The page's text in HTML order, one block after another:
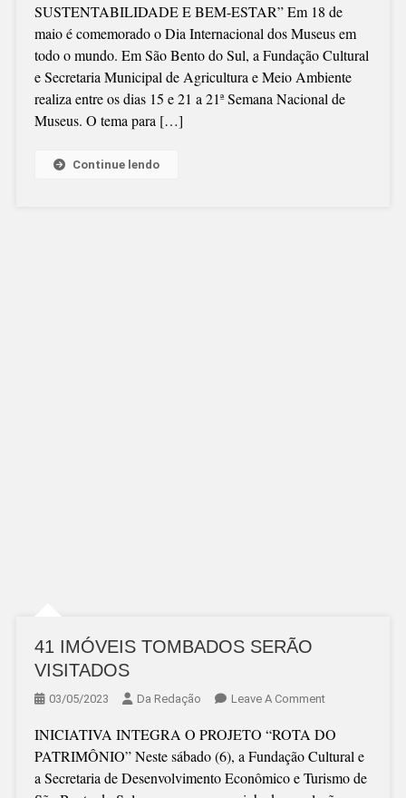
MUSEUS:
DIVULGADA
A
EM
SUSTENTABILIDADE E BEM-ESTAR” Em 18 de
maio é comemorado o Dia Internacional dos Museus em
todo o mundo. Em São Bento do Sul, a Fundação Cultural
e Secretaria Municipal de Agricultura e Meio Ambiente
realiza entre os dias 15 e 21 a 21ª Semana Nacional de
Museus. O tema para […]
Continue lendo
41 IMÓVEIS TOMBADOS SERÃO
VISITADOS
03/05/2023 Da Redação Leave A CommentOn
IMÓVEIS
TOMBADOS
SERÃO
INICIATIVA INTEGRA O PROJETO “ROTA DO
PATRIMÔNIO” Neste sábado (6), a Fundação Cultural e
a Secretaria de Desenvolvimento Econômico e Turismo de